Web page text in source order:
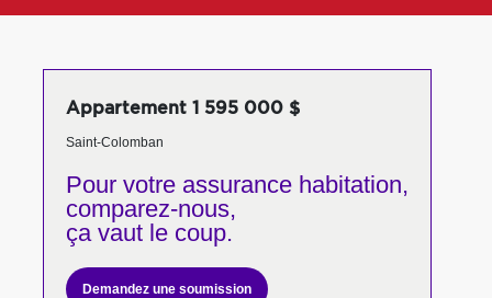
Appartement 1 595 000 $
Saint-Colomban
Pour votreassurance habitation,
comparez-nous,
ça vaut le coup.
Demandez une soumission